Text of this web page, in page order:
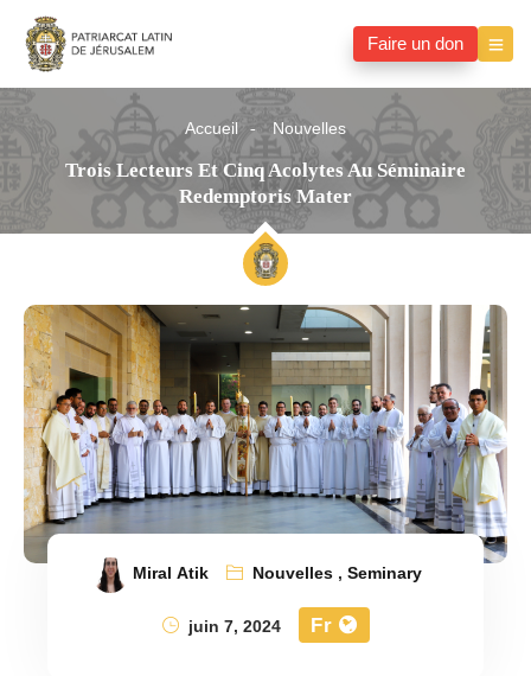
Faire un don
Accueil Nouvelles
Trois Lecteurs Et Cinq Acolytes Au Séminaire
Redemptoris Mater
Miral Atik Nouvelles,Seminary
juin 7, 2024
Fr